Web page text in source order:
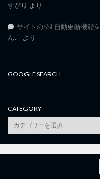
すがり より
サイトのSSL自動更新機能
んこ より
GOOGLE SEARCH
CATEGORY
category